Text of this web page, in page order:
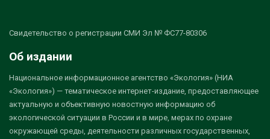
Свидетельство о регистрации СМИ Эл № ФС77-80306
Об издании
Национальное информационное агентство «Экология» (НИА
«Экология») — тематическое интернет-издание, предоставляющее
актуальную и объективную новостную информацию об
экологической ситуации в России и в мире, мерах по охране
окружающей среды, деятельности различных государственных,